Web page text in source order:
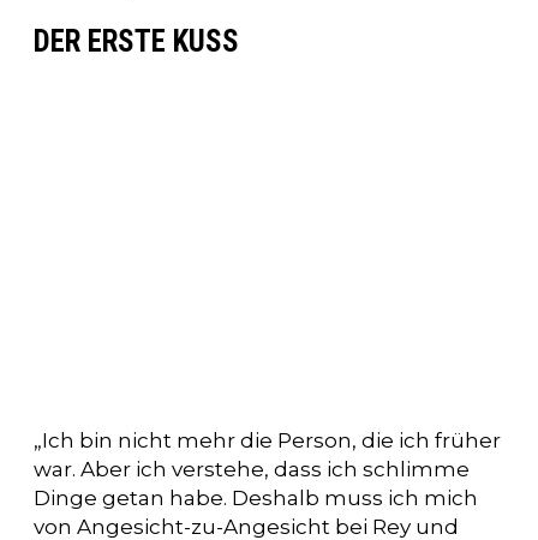
DER ERSTE KUSS
„Ich bin nicht mehr die Person, die ich früher
war. Aber ich verstehe, dass ich schlimme
Dinge getan habe. Deshalb muss ich mich
von Angesicht-zu-Angesicht bei Rey und